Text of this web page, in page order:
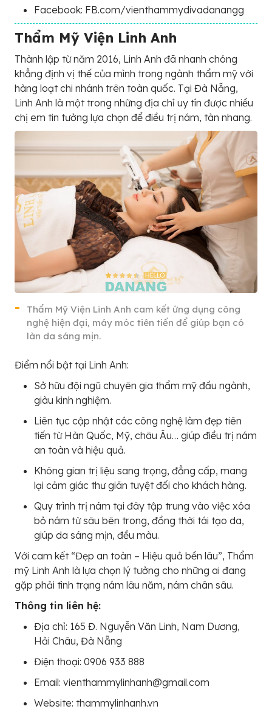
Facebook: FB.com/vienthammydivadanangg
Thẩm Mỹ Viện Linh Anh
Thành lập từ năm 2016, Linh Anh đã nhanh chóng
khẳng định vị thế của mình trong ngành thẩm mỹ với
hàng loạt chi nhánh trên toàn quốc. Tại Đà Nẵng,
Linh Anh là một trong những địa chỉ uy tín được nhiều
chị em tin tưởng lựa chọn để điều trị nám, tàn nhang.
Thẩm Mỹ Viện Linh Anh cam kết ứng dụng công
nghệ hiện đại, máy móc tiên tiến để giúp bạn có
làn da sáng mịn.
Điểm nổi bật tại Linh Anh:
Sở hữu đội ngũ chuyên gia thẩm mỹ đầu ngành,
giàu kinh nghiệm.
Liên tục cập nhật các công nghệ làm đẹp tiên
tiến từ Hàn Quốc, Mỹ, châu Âu… giúp điều trị nám
an toàn và hiệu quả.
Không gian trị liệu sang trọng, đẳng cấp, mang
lại cảm giác thư giãn tuyệt đối cho khách hàng.
Quy trình trị nám tại đây tập trung vào việc xóa
bỏ nám từ sâu bên trong, đồng thời tái tạo da,
giúp da sáng mịn, đều màu.
Với cam kết “Đẹp an toàn – Hiệu quả bền lâu”, Thẩm
mỹ Linh Anh là lựa chọn lý tưởng cho những ai đang
gặp phải tình trạng nám lâu năm, nám chân sâu.
Thông tin liên hệ:
Địa chỉ: 165 Đ. Nguyễn Văn Linh, Nam Dương,
Hải Châu, Đà Nẵng
Điện thoại: 0906 933 888
Email: vienthammylinhanh@gmail.com
Website: thammylinhanh.vn